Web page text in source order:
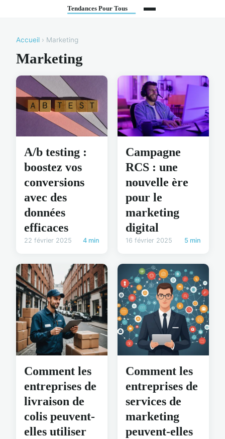
Accueil › Marketing
Marketing
A/b testing :
boostez vos
conversions
avec des
données
efficaces
22 février 2025 4 min
Campagne
RCS : une
nouvelle ère
pour le
marketing
digital
16 février 2025 5 min
Comment les
entreprises de
livraison de
colis peuvent-
elles utiliser
Comment les
entreprises de
services de
marketing
peuvent-elles